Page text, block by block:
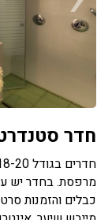
חדר
מרפסת. בחדר יש
כבלים והזמנות